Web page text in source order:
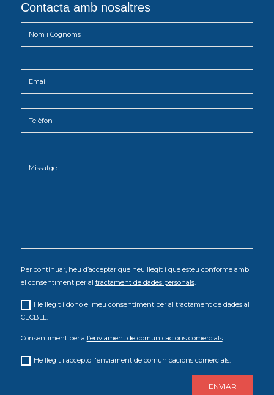
Contacta amb nosaltres
Per continuar, heu d’acceptar que heu llegit i que esteu conforme amb
el consentiment per al tractament de dades personals.
He llegit i dono el meu consentiment per al tractament de dades al
CECBLL.
Consentiment per a l’enviament de comunicacions comercials.
He llegit i accepto l'enviament de comunicacions comercials.